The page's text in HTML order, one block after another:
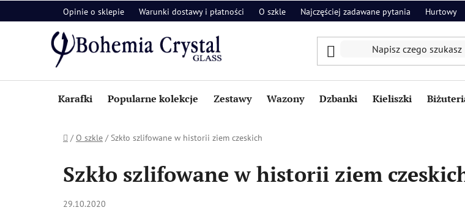
do
Opinie o sklepie Warunki dostawy i płatności O szkle Najczęściej zadawane pytania Hurtowy
Karafki Popularne kolekcje Zestawy Wazony Dzbanki Kieliszki
Home
/ O szkle / Szkło szlifowane w historii ziem czeskich
Szkło szlifowane w historii ziem
29.10.2020